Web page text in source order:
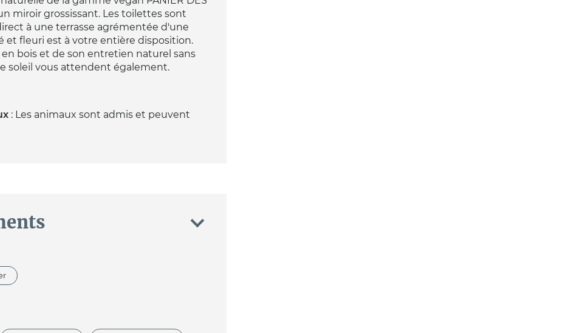
miroir grossissant. Les toilettes sont
à une terrasse agrémentée d'une
et fleuri est à votre entière disposition.
bois et de son entretien naturel sans
soleil vous attendent également.
: Les animaux sont admis et peuvent